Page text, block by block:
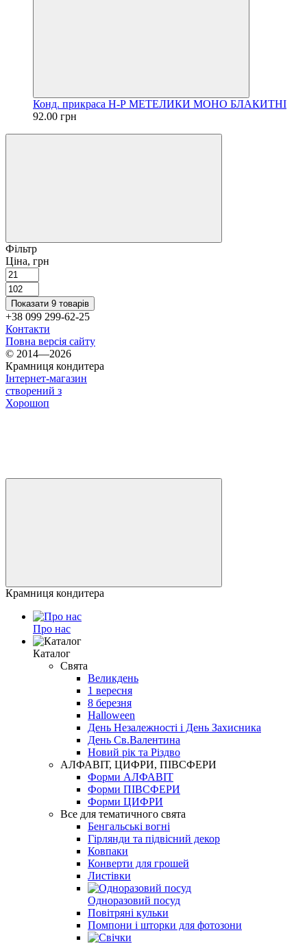
Конд. прикраса Н-Р МЕТЕЛИКИ МОНО БЛАКИТНІ
92.00 грн
Фільтр
Ціна, грн
Показати 9 товарів
+38 099 299-62-25
Контакти
Повна версія сайту
© 2014—2026
Крамниця кондитера
Інтернет-магазин
створений з
Хорошоп
Крамниця кондитера
Про нас
Каталог
Свята
Великдень
1 вересня
8 березня
Halloween
День Незалежності і День Захисника
День Св.Валентина
Новий рік та Різдво
АЛФАВІТ, ЦИФРИ, ПІВСФЕРИ
Форми АЛФАВІТ
Форми ПІВСФЕРИ
Форми ЦИФРИ
Все для тематичного свята
Бенгальські вогні
Гірлянди та підвісний декор
Ковпаки
Конверти для грошей
Листівки
Одноразовий посуд
Повітряні кульки
Помпони і шторки для фотозони